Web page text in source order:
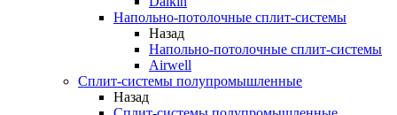
Напольно-потолочные сплит-системы
Назад
Напольно-потолочные сплит-системы
Airwell
Сплит-системы полупромышленные
Назад